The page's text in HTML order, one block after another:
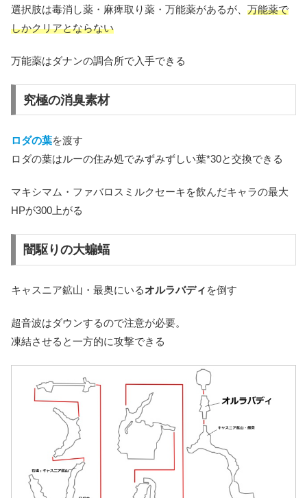
選択肢は毒消し薬・麻痺取り薬・万能薬があるが、 万能薬で
しかクリアとならない
万能薬はダナンの調合所で入手できる
究極の消臭素材
ロダの葉を渡す
ロダの葉はルーの住み処でみずみずしい葉*30と交換できる
マキシマム・ファバロスミルクセーキを飲んだキャラの最大
HPが300上がる
闇駆りの大蝙蝠
キャスニア鉱山・最奥にいるオルラバディ を倒す
超音波はダウンするので注意が必要。
凍結させると一方的に攻撃できる